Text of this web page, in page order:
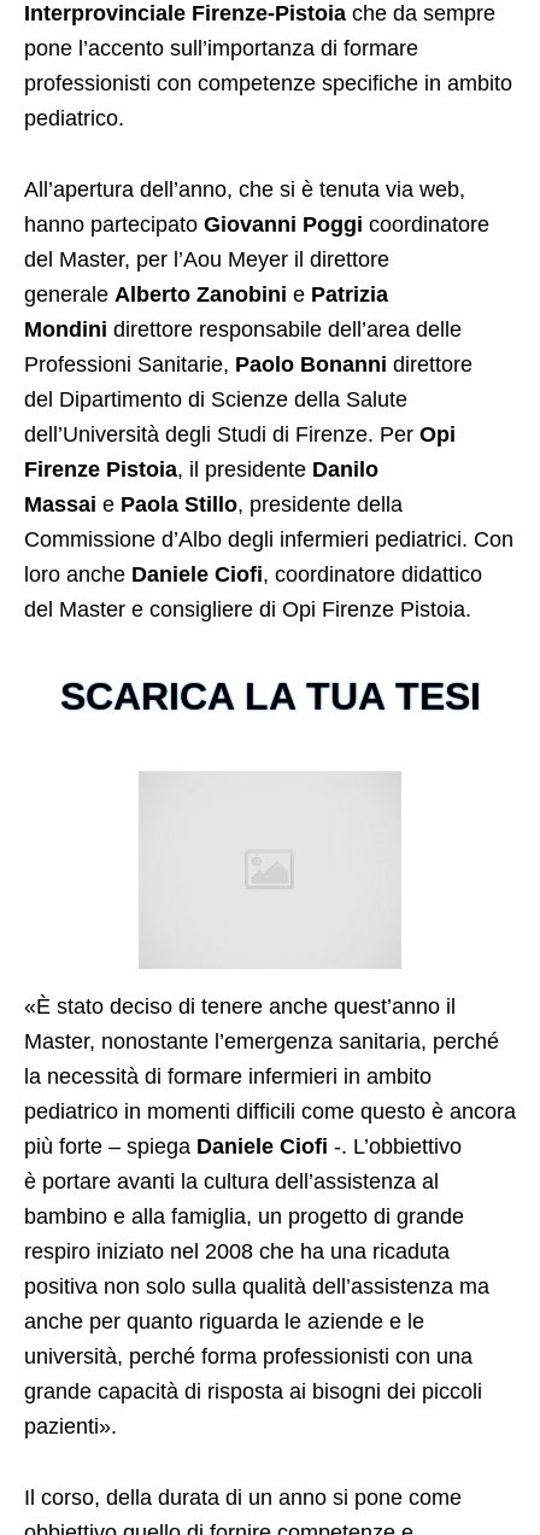
Interprovinciale Firenze-Pistoia che da sempre
pone l’accento sull’importanza di formare
professionisti con competenze specifiche in ambito
pediatrico.
All’apertura dell’anno, che si è tenuta via web,
hanno partecipato Giovanni Poggi coordinatore
del Master, per l’Aou Meyer il direttore
generale Alberto Zanobini e Patrizia
Mondini direttore responsabile dell’area delle
Professioni Sanitarie, Paolo Bonanni direttore
del Dipartimento di Scienze della Salute
dell’Università degli Studi di Firenze. Per Opi
Firenze Pistoia, il presidente Danilo
Massai e Paola Stillo, presidente della
Commissione d’Albo degli infermieri pediatrici. Con
loro anche Daniele Ciofi, coordinatore didattico
del Master e consigliere di Opi Firenze Pistoia.
SCARICA LA TUA TESI
«È stato deciso di tenere anche quest’anno il
Master, nonostante l’emergenza sanitaria, perché
la necessità di formare infermieri in ambito
pediatrico in momenti difficili come questo è ancora
più forte – spiega Daniele Ciofi -. L’obbiettivo
è portare avanti la cultura dell’assistenza al
bambino e alla famiglia, un progetto di grande
respiro iniziato nel 2008 che ha una ricaduta
positiva non solo sulla qualità dell’assistenza ma
anche per quanto riguarda le aziende e le
università, perché forma professionisti con una
grande capacità di risposta ai bisogni dei piccoli
pazienti».
Il corso, della durata di un anno si pone come